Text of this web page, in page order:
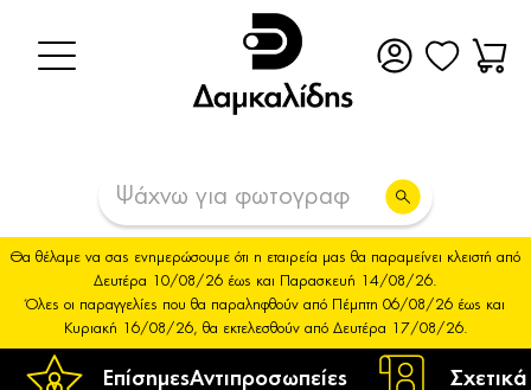
ΕπίσημεςΑντιπροσωπείες
Θα θέλαμε να σας ενημερώσουμε ότι η εταιρεία μας θα παραμείνει κλειστή από
Δευτέρα 10/08/26 έως και Παρασκευή 14/08/26.
Όλες οι παραγγελίες που θα παραληφθούν από Πέμπτη 06/08/26 έως και
Κυριακή 16/08/26, θα εκτελεσθούν από Δευτέρα 17/08/26.